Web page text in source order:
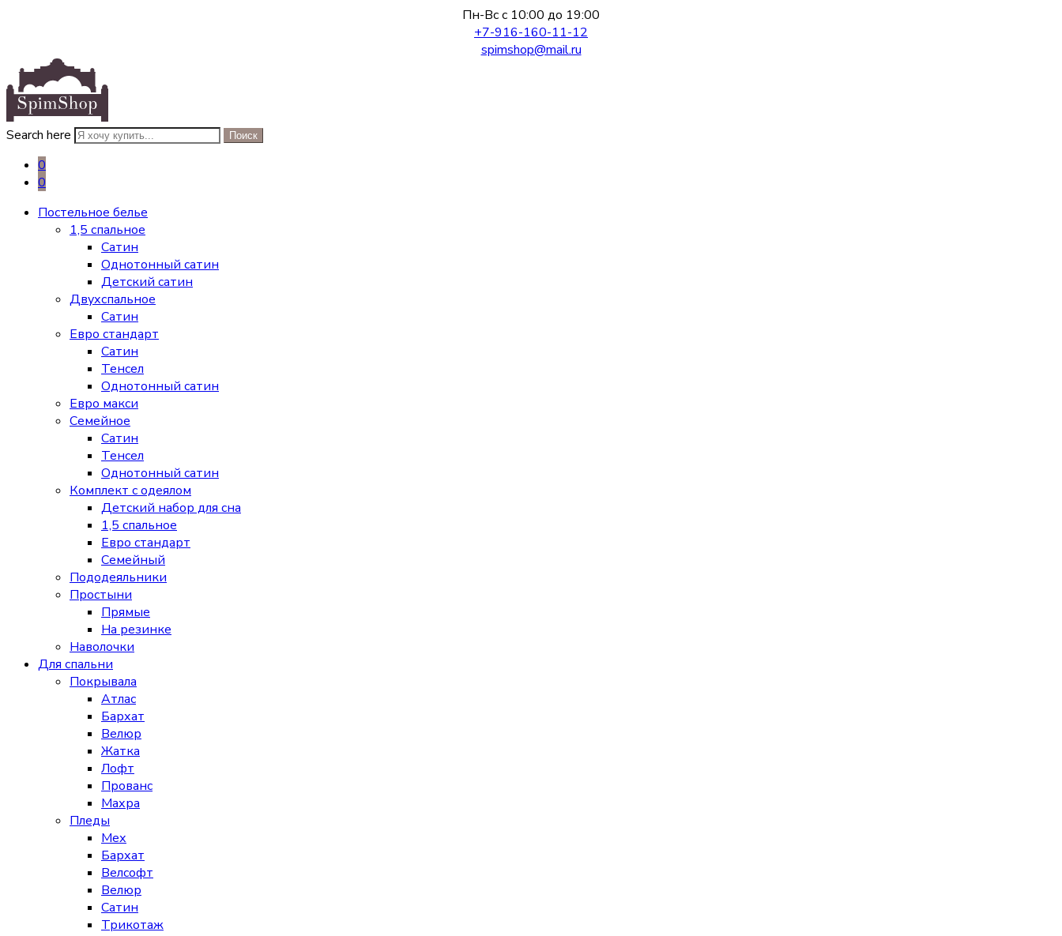
Пн-Вс с 10:00 до 19:00
+7-916-160-11-12
spimshop@mail.ru
Search here Поиск
0
0
Постельное белье
1,5 спальное
Сатин
Однотонный сатин
Детский сатин
Двухспальное
Сатин
Евро стандарт
Сатин
Тенсел
Однотонный сатин
Евро макси
Семейное
Сатин
Тенсел
Однотонный сатин
Комплект с одеялом
Детский набор для сна
1,5 спальное
Евро стандарт
Семейный
Пододеяльники
Простыни
Прямые
На резинке
Наволочки
Для спальни
Покрывала
Атлас
Бархат
Велюр
Жатка
Лофт
Прованс
Махра
Пледы
Мех
Бархат
Велсофт
Велюр
Сатин
Трикотаж